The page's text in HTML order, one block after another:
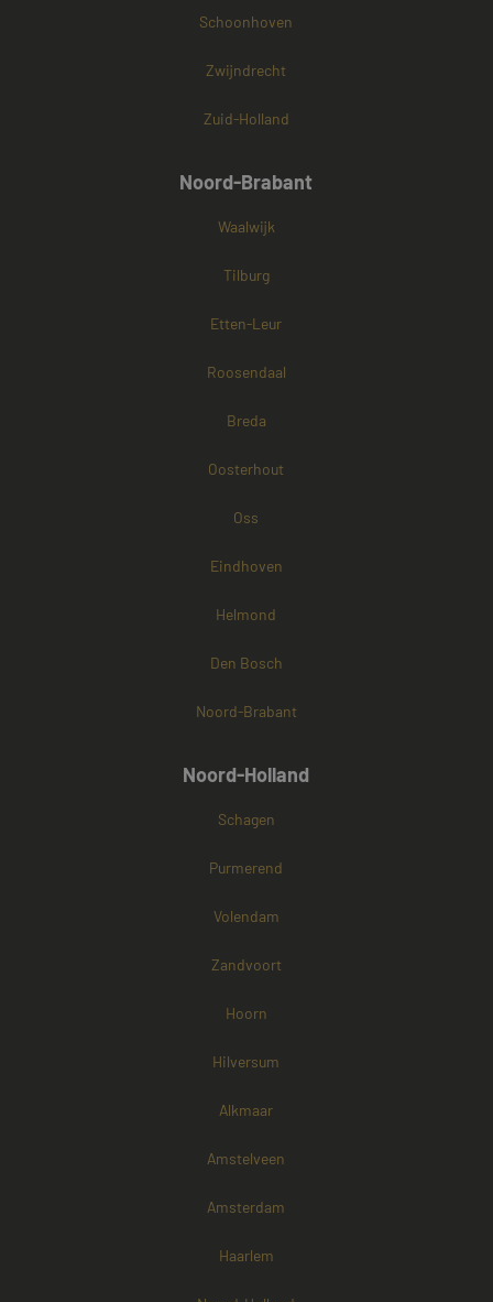
Schoonhoven
Zwijndrecht
Zuid-Holland
Noord-Brabant
Waalwijk
Tilburg
Etten-Leur
Roosendaal
Breda
Oosterhout
Oss
Eindhoven
Helmond
Den Bosch
Noord-Brabant
Noord-Holland
Schagen
Purmerend
Volendam
Zandvoort
Hoorn
Hilversum
Alkmaar
Amstelveen
Amsterdam
Haarlem